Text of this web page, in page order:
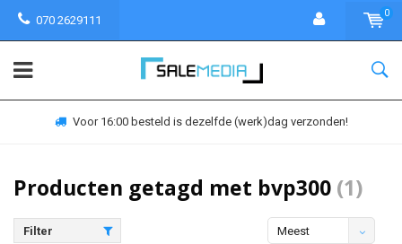
070 2629111
0
Voor 16:00 besteld is dezelfde (werk)dag verzonden!
Producten getagd met bvp300 (1)
Filter
Meest